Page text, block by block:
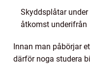
Skyddsplåtar
åtkomst underifrån
Innan man påbörjar
därför noga studera